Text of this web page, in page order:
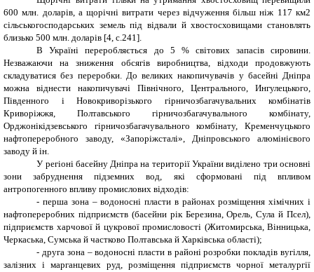
600 млн. доларів, а щорічні витрати через відчуження більш ніж 117 км2
сільськогосподарських земель під відвали й хвостосховищами становлять
близько 500 млн. доларів [4, с.241].
В Україні переробляється до 5 % світових запасів сировини.
Незважаючи на зниження обсягів виробництва, відходи продовжують
складуватися без переробки. До великих накопичувачів у басейні Дніпра
можна віднести накопичувачі Північного, Центрального, Ингулецького,
Південного і Новокриворізького гірничозбагачувальних комбінатів
Криворіжжя, Полтавського гірничозбагачувального комбінату,
Орджонікідзевського гірничозбагачувального комбінату, Кременчуцького
нафтопереробного заводу, «Запоріжсталі», Дніпровського алюмінієвого
заводу й ін.
У регіоні басейну Дніпра на території України виділено три основні
зони забруднення підземних вод, які сформовані під впливом
антропогенного впливу промислових відходів:
- перша зона – водоносні пласти в районах розміщення хімічних і
нафтопереробних підприємств (басейни рік Березина, Орель, Сула й Псел),
підприємств харчової й цукрової промисловості (Житомирська, Вінницька,
Черкаська, Сумська й частково Полтавська й Харківська області);
- друга зона – водоносні пласти в районі розробки покладів вугілля,
залізних і марганцевих руд, розміщення підприємств чорної металургії